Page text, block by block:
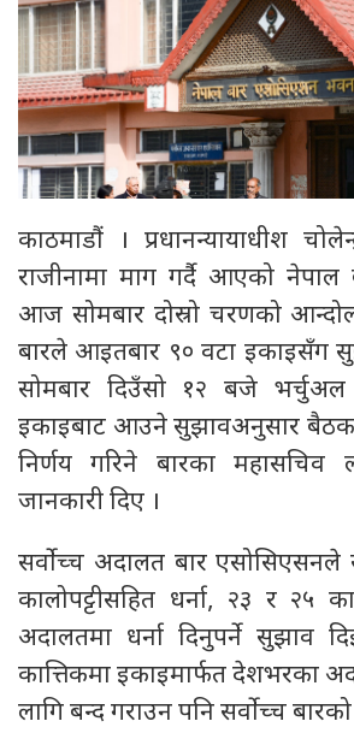
काठमाडौं । प्रधानन्यायाधीश
राजीनामा माग गर्दै आएको
आज सोमबार दोस्रो चरणको
बारले आइतबार ९० वटा इकाइसँग
सोमबार दिउँसो १२ बजे
इकाइबाट आउने सुझावअनुसार
निर्णय गरिने बारका महासचिव
जानकारी दिए ।
सर्वोच्च अदालत बार एसोसिएसनले
कालोपट्टीसहित धर्ना, २३ र २५
अदालतमा धर्ना दिनुपर्ने सुझाव
कात्तिकमा इकाइमार्फत देशभरका
लागि बन्द गराउन पनि सर्वाेच्च